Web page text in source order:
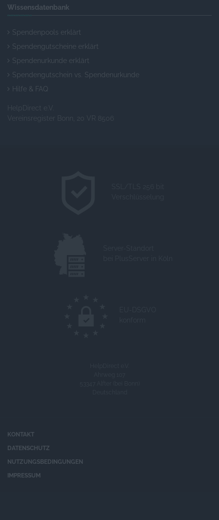
Wissensdatenbank
Spendenpools erklärt
Spendengutscheine erklärt
Spendenurkunde erklärt
Spendengutschein vs. Spendenurkunde
Hilfe & FAQ
HelpDirect e.V.
Vereinsregister Bonn, 20 VR 8506
KONTAKT
DATENSCHUTZ
NUTZUNGSBEDINGUNGEN
IMPRESSUM